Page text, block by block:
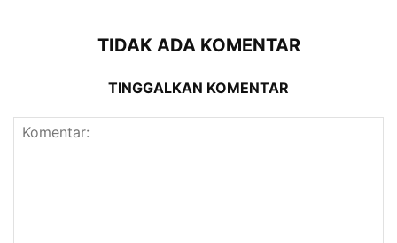
TIDAK ADA KOMENTAR
TINGGALKAN KOMENTAR